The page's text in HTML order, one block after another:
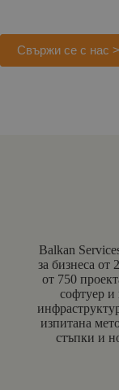
Свържи се с нас
Balkan
за бизнеса от
от 750
софтуер и
изпитана
стъпки и